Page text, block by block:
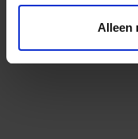
Alleen